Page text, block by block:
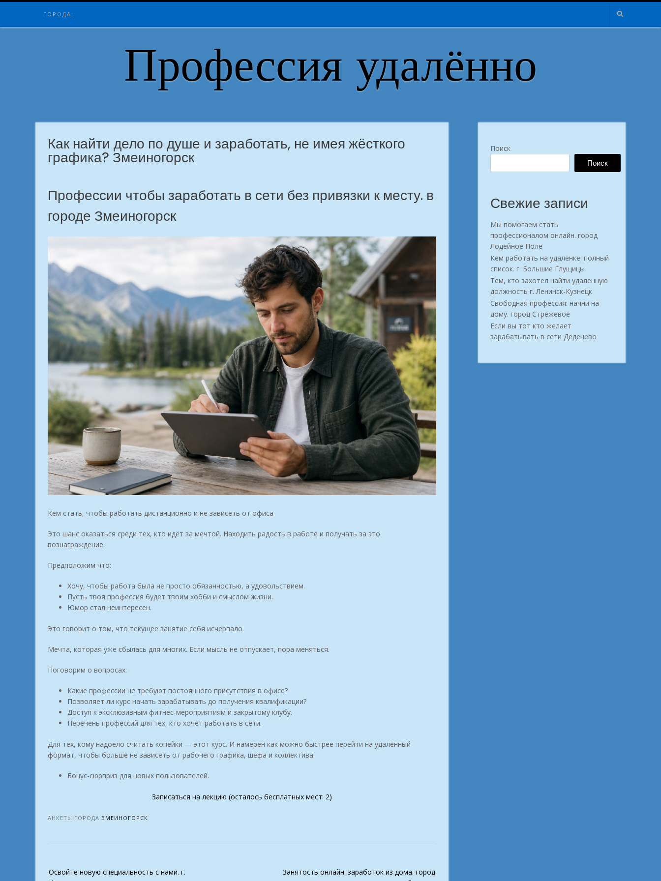
Skip
content
ГОРОДА:
Профессия удалённо
Как найти дело по душе и заработать, не имея жёсткого
графика? Змеиногорск
Профессии чтобы заработать в сети без привязки к месту. в
городе Змеиногорск
Кем стать, чтобы работать дистанционно и не зависеть от офиса
Это шанс оказаться среди тех, кто идёт за мечтой. Находить радость в работе и получать за это
вознаграждение.
Предположим что:
Хочу, чтобы работа была не просто обязанностью, а удовольствием.
Пусть твоя профессия будет твоим хобби и смыслом жизни.
Юмор стал неинтересен.
Это говорит о том, что текущее занятие себя исчерпало.
Мечта, которая уже сбылась для многих. Если мысль не отпускает, пора меняться.
Поговорим о вопросах:
Какие профессии не требуют постоянного присутствия в офисе?
Позволяет ли курс начать зарабатывать до получения квалификации?
Доступ к эксклюзивным фитнес-мероприятиям и закрытому клубу.
Перечень профессий для тех, кто хочет работать в сети.
Для тех, кому надоело считать копейки — этот курс. И намерен как можно быстрее перейти на удалённый
формат, чтобы больше не зависеть от рабочего графика, шефа и коллектива.
Бонус-сюрприз для новых пользователей.
Записаться на лекцию (осталось бесплатных мест: 2)
АНКЕТЫ ГОРОДА ЗМЕИНОГОРСК
navigation
Освойте новую специальность с нами. г.
Занятость онлайн: заработок из дома. город
Поиск
Поиск
Свежие записи
Мы помогаем стать
профессионалом онлайн. город
Лодейное Поле
Кем работать на удалёнке: полный
список. г. Большие Глущицы
Тем, кто захотел найти удаленную
должность г. Ленинск-Кузнецк
Свободная профессия: начни на
дому. город Стрежевое
Если вы тот кто желает
зарабатывать в сети Деденево